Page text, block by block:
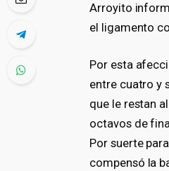
Arroyito
el ligamento
Por esta
entre cuatro y
que le restan
octavos de
Por suerte
compensó la